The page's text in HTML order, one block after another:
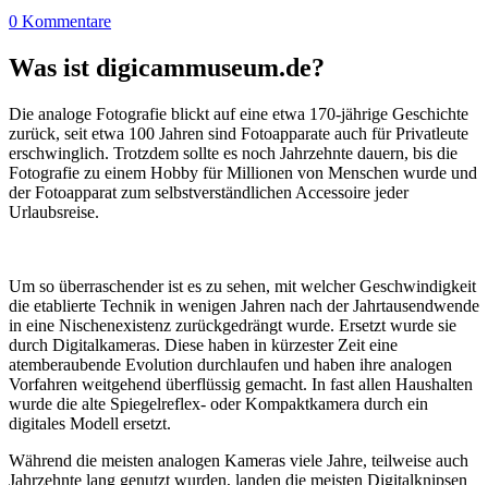
0 Kommentare
Was ist digicammuseum.de?
Die analoge Fotografie blickt auf eine etwa 170-jährige Geschichte
zurück, seit etwa 100 Jahren sind Fotoapparate auch für Privatleute
erschwinglich. Trotzdem sollte es noch Jahrzehnte dauern, bis die
Fotografie zu einem Hobby für Millionen von Menschen wurde und
der Fotoapparat zum selbstverständlichen Accessoire jeder
Urlaubsreise.
Um so überraschender ist es zu sehen, mit welcher Geschwindigkeit
die etablierte Technik in wenigen Jahren nach der Jahrtausendwende
in eine Nischenexistenz zurückgedrängt wurde. Ersetzt wurde sie
durch Digitalkameras. Diese haben in kürzester Zeit eine
atemberaubende Evolution durchlaufen und haben ihre analogen
Vorfahren weitgehend überflüssig gemacht. In fast allen Haushalten
wurde die alte Spiegelreflex- oder Kompaktkamera durch ein
digitales Modell ersetzt.
Während die meisten analogen Kameras viele Jahre, teilweise auch
Jahrzehnte lang genutzt wurden, landen die meisten Digitalknipsen